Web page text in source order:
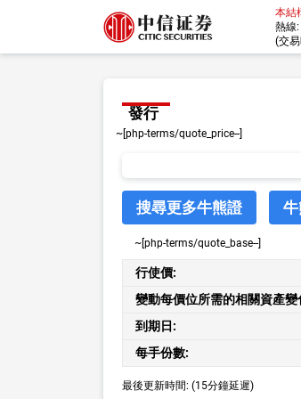
本結
熱線
(交
發行
~[php-terms/quote_price--]
搜尋更多牛熊證
~[php-terms/quote_base--]
行使價:
變動每價位所需的相關資產變
到期日:
每手份數:
最後更新時間: (15分鐘延遲)